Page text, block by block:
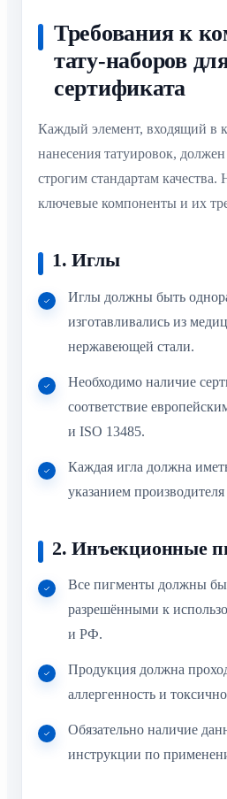
Требования к
тату-наборов
сертификата
Каждый элемент, входящий в
нанесения татуировок, должен
строгим стандартам
ключевые компоненты и их
1. Иглы
Иглы должны быть
изготавливались из
нержавеющей стали.
Необходимо наличие
соответствие
и ISO 13485.
Каждая игла должна
указанием
2. Инъекционные
Все пигменты должны
разрешёнными к
и РФ.
Продукция должна
аллергенность и
Обязательно наличие
инструкции по